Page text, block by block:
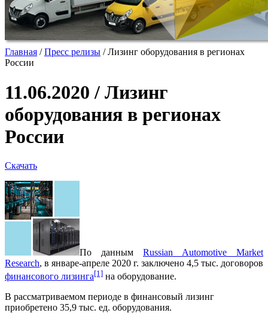
Главная /Пресс релизы /Лизинг оборудования в регионах
России
11.06.2020 / Лизинг
оборудования в регионах
России
Скачать
По данным Russian Automotive Market
Research, в январе-апреле 2020 г. заключено 4,5 тыс. договоров
финансового лизинга[1] на оборудование.
В рассматриваемом периоде в финансовый лизинг
приобретено 35,9 тыс. ед. оборудования.